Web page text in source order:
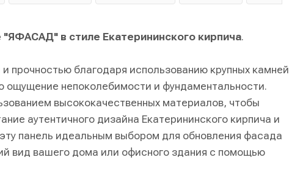
"ЯФАСАД" в стиле Екатерининского кирпича.
прочностью благодаря использованию крупных камней
непоколебимости и фундаментальности.
высококачественных материалов, чтобы
аутентичного дизайна Екатерининского кирпича и
панель идеальным выбором для обновления фасада
вид вашего дома или офисного здания с помощью